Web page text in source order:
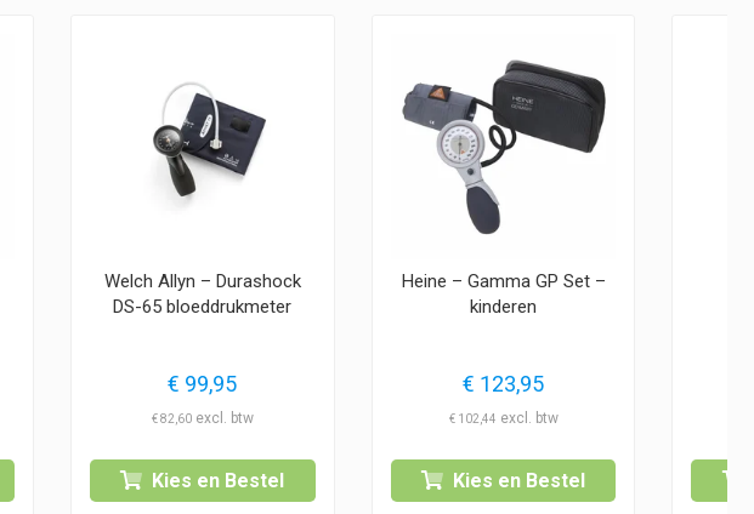
Welch Allyn – Durashock
DS-65 bloeddrukmeter
€ 99,95
€82,60
Kies en Bestel
Heine – Gamma GP Set –
kinderen
€ 123,95
€102,44
Kies en Bestel